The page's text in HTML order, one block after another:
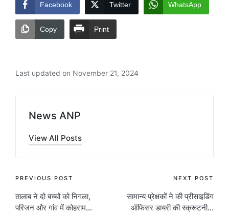
Facebook Twitter WhatsApp
Copy Print
Last updated on November 21, 2024
News ANP
View All Posts
Post
navigation
PREVIOUS POST
तालाब ने दो बच्चों को निगला,
परिजन और गांव में कोहराम…
NEXT POST
सामान्य प्रेक्षकों ने की प्रीसाइडिंग
ऑफिसर डायरी की स्क्रूटनी…